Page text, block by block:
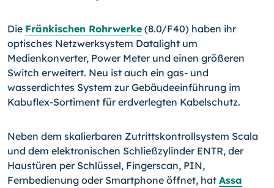
Die Fränkischen Rohrwerke (8.0/F40) haben ihr
optisches Netzwerksystem Datalight um
Medienkonverter, Power Meter und einen größeren
Switch erweitert. Neu ist auch ein gas- und
wasserdichtes System zur Gebäudeeinführung im
Kabuflex-Sor­ti­ment für erdverlegten Kabelschutz.
Neben dem skalierbaren Zutrittskontrollsystem Scala
und dem elektronischen Schließzylinder ENTR, der
Haustüren per Schlüssel, Fingerscan, PIN,
Fernbedienung oder Smartphone öffnet, hat Assa